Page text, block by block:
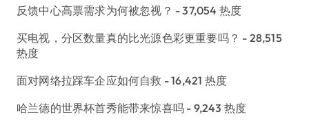
反馈中心高票需求为何被忽视？ - 37,054 热度
买电视，分区数量真的比光源色彩更重要吗？ - 28,515
热度
面对网络拉踩车企应如何自救 - 16,421 热度
哈兰德的世界杯首秀能带来惊喜吗 - 9,243 热度